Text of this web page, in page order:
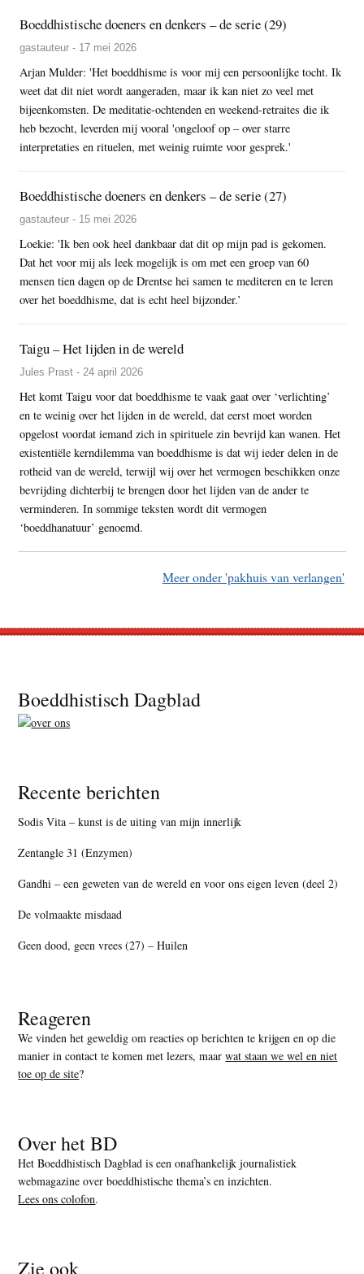
Boeddhistische doeners en denkers – de serie (29)
gastauteur - 17 mei 2026
Arjan Mulder: 'Het boeddhisme is voor mij een persoonlijke tocht. Ik
weet dat dit niet wordt aangeraden, maar ik kan niet zo veel met
bijeenkomsten. De meditatie-ochtenden en weekend-retraites die ik
heb bezocht, leverden mij vooral 'ongeloof op – over starre
interpretaties en rituelen, met weinig ruimte voor gesprek.'
Boeddhistische doeners en denkers – de serie (27)
gastauteur - 15 mei 2026
Loekie: 'Ik ben ook heel dankbaar dat dit op mijn pad is gekomen.
Dat het voor mij als leek mogelijk is om met een groep van 60
mensen tien dagen op de Drentse hei samen te mediteren en te leren
over het boeddhisme, dat is echt heel bijzonder.’
Taigu – Het lijden in de wereld
Jules Prast - 24 april 2026
Het komt Taigu voor dat boeddhisme te vaak gaat over ‘verlichting’
en te weinig over het lijden in de wereld, dat eerst moet worden
opgelost voordat iemand zich in spirituele zin bevrijd kan wanen. Het
existentiële kerndilemma van boeddhisme is dat wij ieder delen in de
rotheid van de wereld, terwijl wij over het vermogen beschikken onze
bevrijding dichterbij te brengen door het lijden van de ander te
verminderen. In sommige teksten wordt dit vermogen
‘boeddhanatuur’ genoemd.
Meer onder 'pakhuis van verlangen'
Footer
Boeddhistisch Dagblad
Recente berichten
Sodis Vita – kunst is de uiting van mijn innerlijk
Zentangle 31 (Enzymen)
Gandhi – een geweten van de wereld en voor ons eigen leven (deel 2)
De volmaakte misdaad
Geen dood, geen vrees (27) – Huilen
Reageren
We vinden het geweldig om reacties op berichten te krijgen en op die
manier in contact te komen met lezers, maarwat staan we wel en niet
toe op de site?
Over het BD
Het Boeddhistisch Dagblad is een onafhankelijk journalistiek
webmagazine over boeddhistische thema’s en inzichten.
Lees ons colofon.
Zie ook